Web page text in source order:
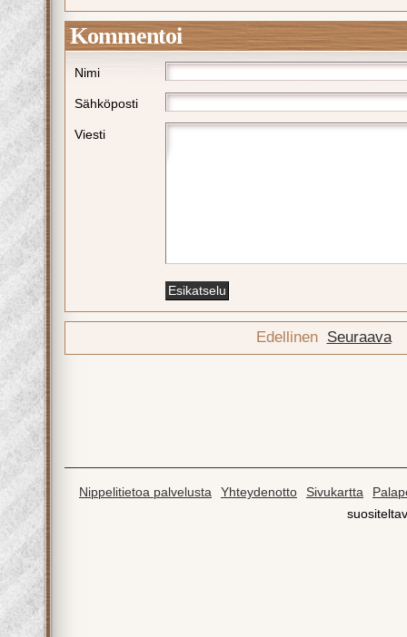
Kommentoi
Nimi
Sähköposti
Viesti
Edellinen Seuraava
Nippelitietoa palvelusta Yhteydenotto Sivukartta